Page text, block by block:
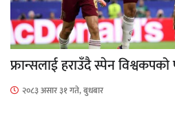
फ्रान्सलाई हराउँदै स्पेन
२०८३ असार ३१ गते, बुधबार